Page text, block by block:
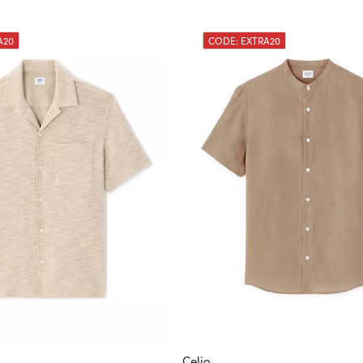
CODE: EXTRA20